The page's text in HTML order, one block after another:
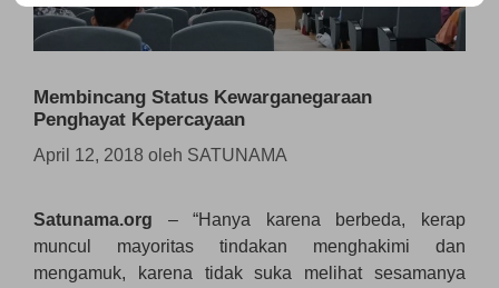
Membincang Status Kewarganegaraan
Penghayat Kepercayaan
April 12, 2018 oleh SATUNAMA
Satunama.org – “Hanya karena berbeda, kerap
muncul mayoritas tindakan menghakimi dan
mengamuk, karena tidak suka melihat sesamanya